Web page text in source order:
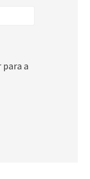
para a